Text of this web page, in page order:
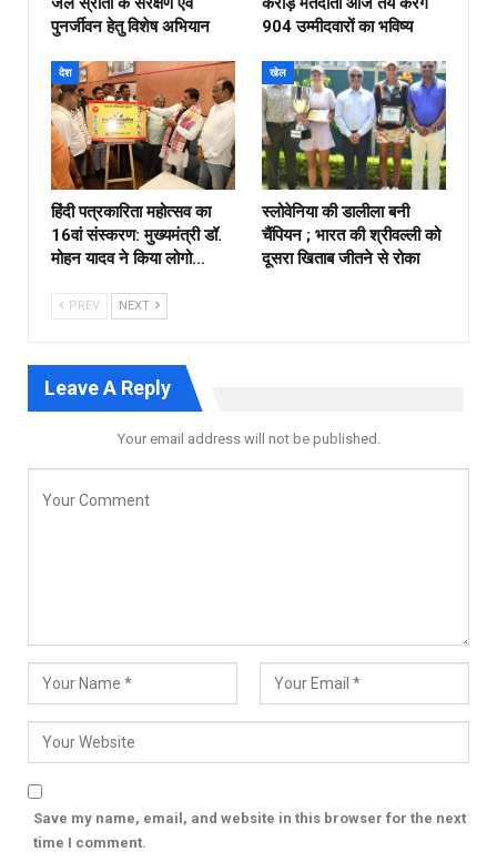
पुनर्जीवन हेतु विशेष अभियान
904 उम्मीदवारों का भविष्य
देश
हिंदी पत्रकारिता महोत्सव का
16वां संस्करण: मुख्यमंत्री डॉ.
मोहन यादव ने किया लोगो…
खेल
स्लोवेनिया की डालीला बनी
चैंपियन ; भारत की श्रीवल्ली को
दूसरा खिताब जीतने से रोका
PREV NEXT
Leave A Reply
Your email address will not be published.
Save my name, email, and website in this browser for the next
time I comment.